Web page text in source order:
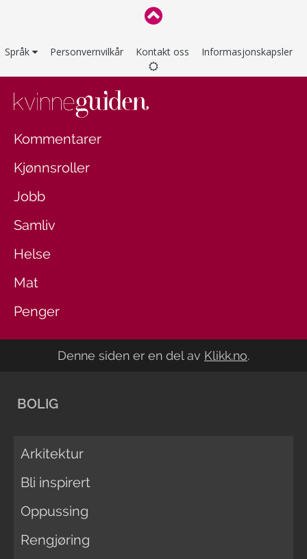
Språk Personvernvilkår Kontakt oss Informasjonskapsler
Kommentarer
Kjønnsroller
Jobb
Samliv
Helse
Mat
Penger
Denne siden er en del av Klikk.no.
BOLIG
Arkitektur
Bli inspirert
Oppussing
Rengjøring